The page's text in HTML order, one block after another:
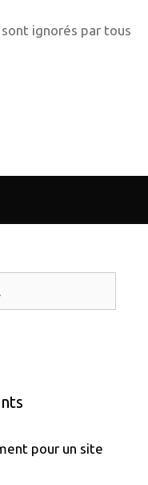
ignorés par tous
pour un site